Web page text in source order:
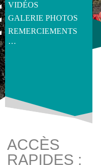
VIDÉOS
GALERIE PHOTOS
REMERCIEMENTS
…
ACCÈS
RAPIDES :